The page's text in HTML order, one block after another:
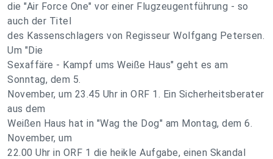
die "Air Force One" vor einer Flugzeugentführung - so
auch der Titel
des Kassenschlagers von Regisseur Wolfgang Petersen.
Um "Die
Sexaffäre - Kampf ums Weiße Haus" geht es am
Sonntag, dem 5.
November, um 23.45 Uhr in ORF 1. Ein Sicherheitsberater
aus dem
Weißen Haus hat in "Wag the Dog" am Montag, dem 6.
November, um
22.00 Uhr in ORF 1 die heikle Aufgabe, einen Skandal